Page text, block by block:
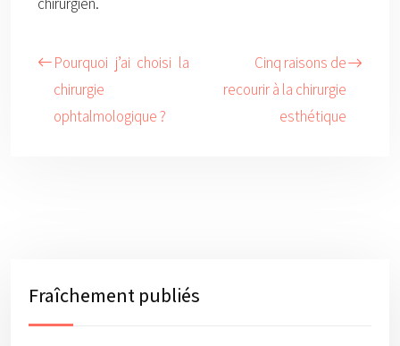
Pourquoi j’ai choisi la
chirurgie
ophtalmologique ?
Cinq raisons de
recourir à la chirurgie
esthétique
Fraîchement publiés